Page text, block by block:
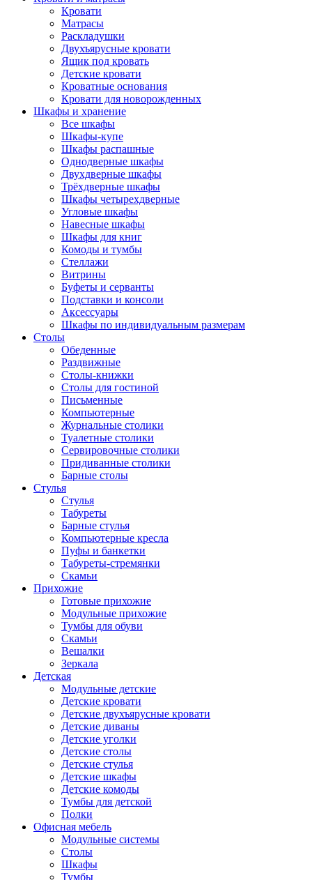
Кровати
Матрасы
Раскладушки
Двухъярусные кровати
Ящик под кровать
Детские кровати
Кроватные основания
Кровати для новорожденных
Шкафы и хранение
Все шкафы
Шкафы-купе
Шкафы распашные
Однодверные шкафы
Двухдверные шкафы
Трёхдверные шкафы
Шкафы четырехдверные
Угловые шкафы
Навесные шкафы
Шкафы для книг
Комоды и тумбы
Стеллажи
Витрины
Буфеты и серванты
Подставки и консоли
Аксессуары
Шкафы по индивидуальным размерам
Столы
Обеденные
Раздвижные
Столы-книжки
Столы для гостиной
Письменные
Компьютерные
Журнальные столики
Туалетные столики
Сервировочные столики
Придиванные столики
Барные столы
Стулья
Стулья
Табуреты
Барные стулья
Компьютерные кресла
Пуфы и банкетки
Табуреты-стремянки
Скамьи
Прихожие
Готовые прихожие
Модульные прихожие
Тумбы для обуви
Скамьи
Вешалки
Зеркала
Детская
Модульные детские
Детские кровати
Детские двухъярусные кровати
Детские диваны
Детские уголки
Детские столы
Детские стулья
Детские шкафы
Детские комоды
Тумбы для детской
Полки
Офисная мебель
Модульные системы
Столы
Шкафы
Тумбы